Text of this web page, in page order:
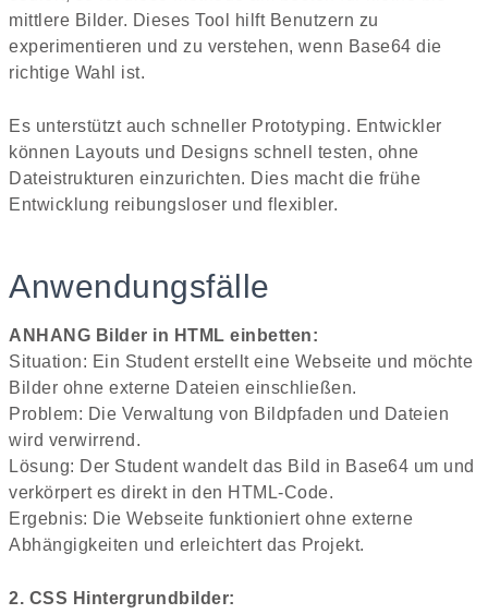
mittlere Bilder. Dieses Tool hilft Benutzern zu
experimentieren und zu verstehen, wenn Base64 die
richtige Wahl ist.
Es unterstützt auch schneller Prototyping. Entwickler
können Layouts und Designs schnell testen, ohne
Dateistrukturen einzurichten. Dies macht die frühe
Entwicklung reibungsloser und flexibler.
Anwendungsfälle
ANHANG Bilder in HTML einbetten:
Situation: Ein Student erstellt eine Webseite und möchte
Bilder ohne externe Dateien einschließen.
Problem: Die Verwaltung von Bildpfaden und Dateien
wird verwirrend.
Lösung: Der Student wandelt das Bild in Base64 um und
verkörpert es direkt in den HTML-Code.
Ergebnis: Die Webseite funktioniert ohne externe
Abhängigkeiten und erleichtert das Projekt.
2. CSS Hintergrundbilder: